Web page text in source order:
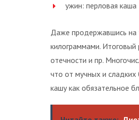
ужин: перловая каша
Даже продержавшись на
килограммами. Итоговый
отечности и пр.
что от мучных и
кашу как обязательное